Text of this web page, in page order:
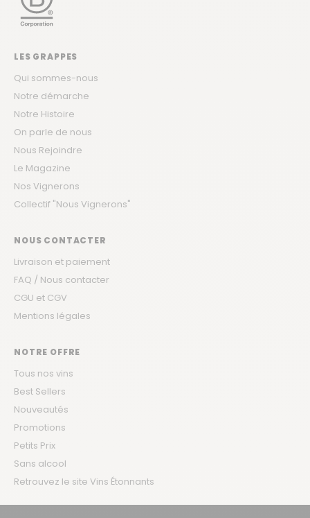
LES GRAPPES
Qui sommes-nous
Notre démarche
Notre Histoire
On parle de nous
Nous Rejoindre
Le Magazine
Nos Vignerons
Collectif "Nous Vignerons"
NOUS CONTACTER
Livraison et paiement
FAQ / Nous contacter
CGU et CGV
Mentions légales
NOTRE OFFRE
Tous nos vins
Best Sellers
Nouveautés
Promotions
Petits Prix
Sans alcool
Retrouvez le site Vins Étonnants